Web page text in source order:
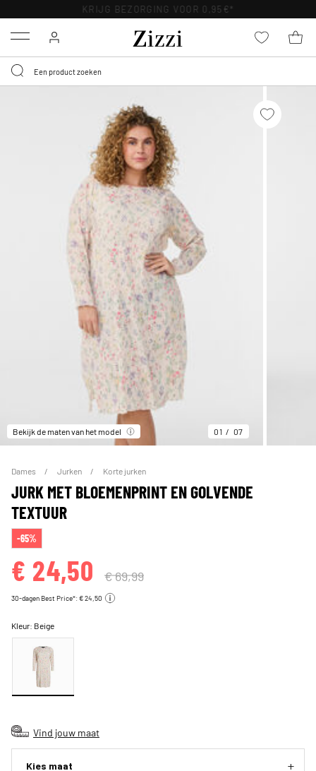
KRIJG BEZORGING VOOR 0,95€*
Menu
Bekijk de maten van het model 01 07
Dames Jurken Korte jurken
JURK MET BLOEMENPRINT EN GOLVENDE
TEXTUUR
-65%
€ 24,50 € 69,99
30-dagen Best Price*: € 24,50
Kleur: Beige
Vind jouw maat
Kies maat